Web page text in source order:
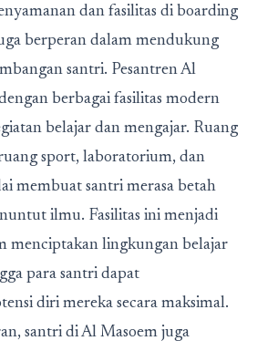
dan fasilitas di boarding
berperan dalam mendukung
santri. Pesantren Al
berbagai fasilitas modern
belajar dan mengajar. Ruang
sport, laboratorium, dan
membuat santri merasa betah
ilmu. Fasilitas ini menjadi
menciptakan lingkungan belajar
para santri dapat
diri mereka secara maksimal.
santri di Al Masoem juga